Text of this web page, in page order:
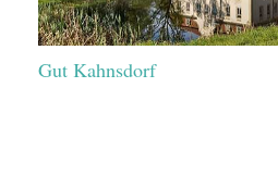
Gut Kahnsdorf